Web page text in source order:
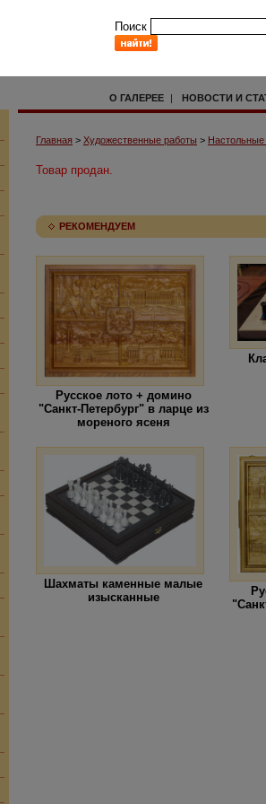
Поиск
О ГАЛЕРЕЕ | НОВОСТИ И
Главная > Художественные работы > Настольные
Товар продан.
РЕКОМЕНДУЕМ
Русское лото + домино
"Санкт-Петербург" в ларце из
мореного ясеня
Шахматы каменные малые
изысканные